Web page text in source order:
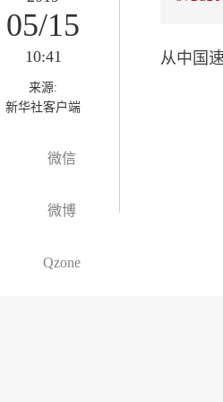
05/15
10:41
来源:
新华社客户端
微信
微博
Qzone
从中国